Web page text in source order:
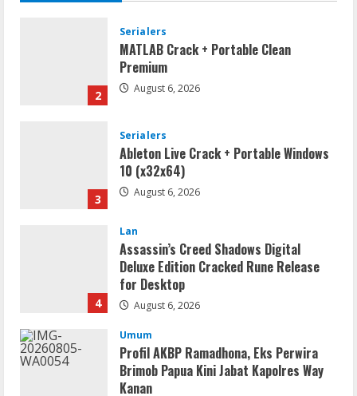
2
Serialers
MATLAB Crack + Portable Clean
Premium
August 6, 2026
3
Serialers
Ableton Live Crack + Portable Windows
10 (x32x64)
August 6, 2026
4
Lan
Assassin’s Creed Shadows Digital
Deluxe Edition Cracked Rune Release
for Desktop
August 6, 2026
Umum
Profil AKBP Ramadhona, Eks Perwira
Brimob Papua Kini Jabat Kapolres Way
Kanan